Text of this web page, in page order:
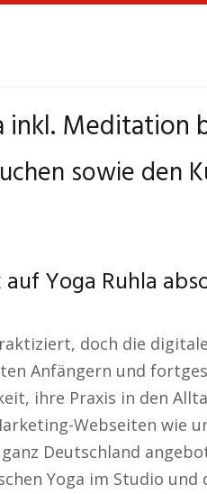
inkl. Meditation
sowie den
Yoga Ruhla
doch die
Anfängern und
ihre Praxis in den
Webseiten wie
Deutschland
Yoga im Studio und